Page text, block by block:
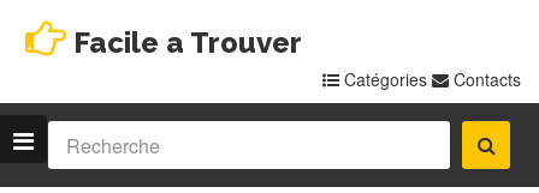
Facile a Trouver
Catégories Contacts